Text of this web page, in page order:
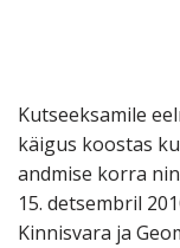
Kutseeksamile
käigus koostas
andmise korra
15. detsembril
Kinnisvara ja